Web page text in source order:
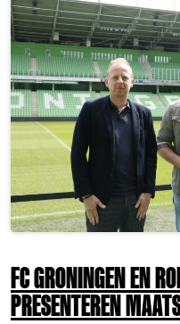
FC GRONINGEN EN
PRESENTEREN